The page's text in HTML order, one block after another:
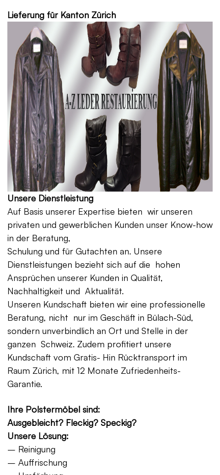
Lieferung für Kanton Zürich
Unsere Dienstleistung
Auf Basis unserer Expertise bieten wir unseren
privaten und gewerblichen Kunden unser Know-how
in der Beratung,
Schulung und für Gutachten an. Unsere
Dienstleistungen bezieht sich auf die hohen
Ansprüchen unserer Kunden in Qualität,
Nachhaltigkeit und Aktualität.
Unseren Kundschaft bieten wir eine professionelle
Beratung, nicht nur im Geschäft in Bülach-Süd,
sondern unverbindlich an Ort und Stelle in der
ganzen Schweiz. Zudem profitiert unsere
Kundschaft vom Gratis- Hin Rücktransport im
Raum Zürich, mit 12 Monate Zufriedenheits-
Garantie.
Ihre Polstermöbel sind:
Ausgebleicht? Fleckig? Speckig?
Unsere Lösung:
– Reinigung
– Auffrischung